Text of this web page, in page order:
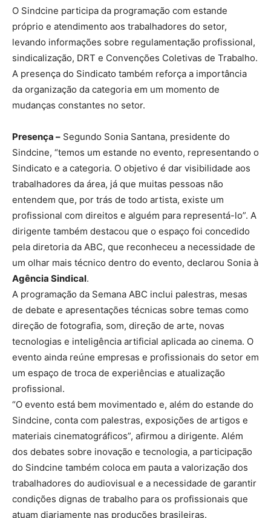
O Sindcine participa da programação com estande
próprio e atendimento aos trabalhadores do setor,
levando informações sobre regulamentação profissional,
sindicalização, DRT e Convenções Coletivas de Trabalho.
A presença do Sindicato também reforça a importância
da organização da categoria em um momento de
mudanças constantes no setor.
Presença – Segundo Sonia Santana, presidente do
Sindcine, “temos um estande no evento, representando o
Sindicato e a categoria. O objetivo é dar visibilidade aos
trabalhadores da área, já que muitas pessoas não
entendem que, por trás de todo artista, existe um
profissional com direitos e alguém para representá-lo”. A
dirigente também destacou que o espaço foi concedido
pela diretoria da ABC, que reconheceu a necessidade de
um olhar mais técnico dentro do evento, declarou Sonia à
Agência Sindical.
A programação da Semana ABC inclui palestras, mesas
de debate e apresentações técnicas sobre temas como
direção de fotografia, som, direção de arte, novas
tecnologias e inteligência artificial aplicada ao cinema. O
evento ainda reúne empresas e profissionais do setor em
um espaço de troca de experiências e atualização
profissional.
“O evento está bem movimentado e, além do estande do
Sindcine, conta com palestras, exposições de artigos e
materiais cinematográficos”, afirmou a dirigente. Além
dos debates sobre inovação e tecnologia, a participação
do Sindcine também coloca em pauta a valorização dos
trabalhadores do audiovisual e a necessidade de garantir
condições dignas de trabalho para os profissionais que
atuam diariamente nas produções brasileiras.